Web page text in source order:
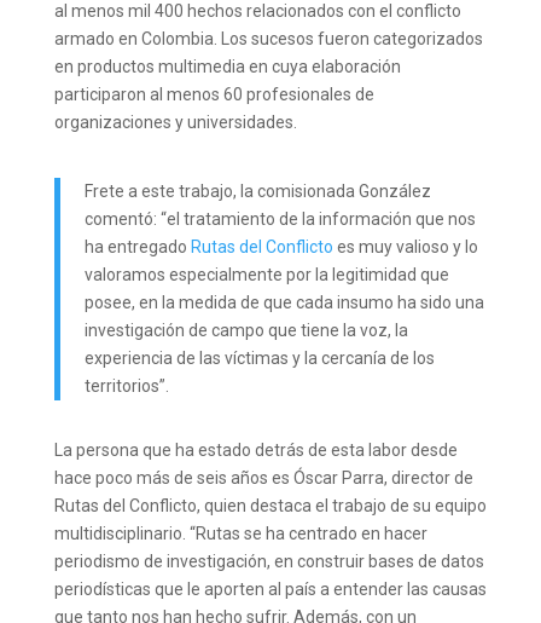
al menos mil 400 hechos relacionados con el conflicto
armado en Colombia. Los sucesos fueron categorizados
en productos multimedia en cuya elaboración
participaron al menos 60 profesionales de
organizaciones y universidades.
Frete a este trabajo, la comisionada González
comentó: “el tratamiento de la información que nos
ha entregado Rutas del Conflicto es muy valioso y lo
valoramos especialmente por la legitimidad que
posee, en la medida de que cada insumo ha sido una
investigación de campo que tiene la voz, la
experiencia de las víctimas y la cercanía de los
territorios”.
La persona que ha estado detrás de esta labor desde
hace poco más de seis años es Óscar Parra, director de
Rutas del Conflicto, quien destaca el trabajo de su equipo
multidisciplinario. “Rutas se ha centrado en hacer
periodismo de investigación, en construir bases de datos
periodísticas que le aporten al país a entender las causas
que tanto nos han hecho sufrir. Además, con un